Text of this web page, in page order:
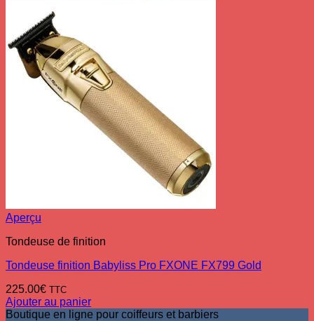
Aperçu
Tondeuse de finition
Tondeuse finition Babyliss Pro FXONE FX799 Gold
225.00€ TTC
Ajouter au panier
Boutique en ligne pour coiffeurs et barbiers